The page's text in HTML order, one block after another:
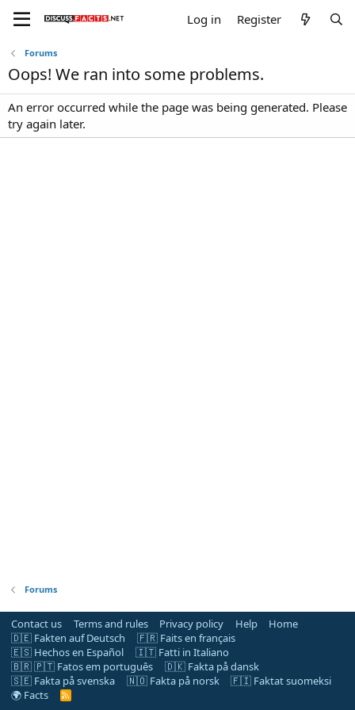
Log in Register
Forums
Oops! We ran into some problems.
An error occurred while the page was being generated. Please
try again later.
Forums
Contact us Terms and rules Privacy policy Help
Home
🇩🇪 Fakten auf Deutsch
🇫🇷 Faits en français
🇪🇸 Hechos en Español
🇮🇹 Fatti in Italiano
🇧🇷 🇵🇹 Fatos em português
🇩🇰 Fakta på dansk
🇸🇪 Fakta på svenska
🇳🇴 Fakta på norsk
🇫🇮 Faktat suomeksi
🌍 Facts
R